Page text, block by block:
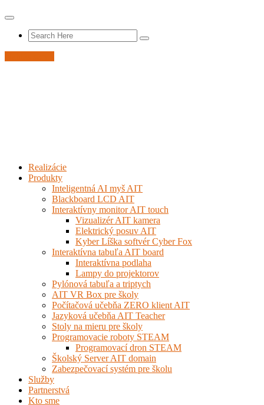
Realizácie
Produkty
Inteligentná AI myš AIT
Blackboard LCD AIT
Interaktívny monitor AIT touch
Vizualizér AIT kamera
Elektrický posuv AIT
Kyber Líška softvér Cyber Fox
Interaktívna tabuľa AIT board
Interaktívna podlaha
Lampy do projektorov
Pylónová tabuľa a triptych
AIT VR Box pre školy
Počítačová učebňa ZERO klient AIT
Jazyková učebňa AIT Teacher
Stoly na mieru pre školy
Programovacie roboty STEAM
Programovací dron STEAM
Školský Server AIT domain
Zabezpečovací systém pre školu
Služby
Partnerstvá
Kto sme